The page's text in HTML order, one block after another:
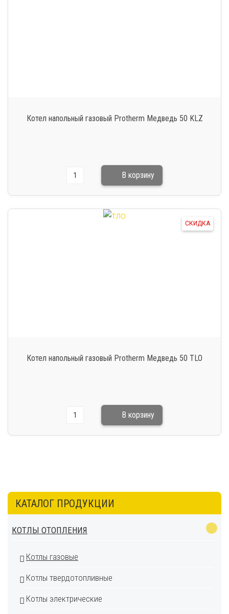
Котел напольный газовый Protherm Медведь 50 KLZ
СКИДКА
Котел напольный газовый Protherm Медведь 50 TLO
КАТАЛОГ ПРОДУКЦИИ
КОТЛЫ ОТОПЛЕНИЯ
Котлы газовые
Котлы твердотопливные
Котлы электрические